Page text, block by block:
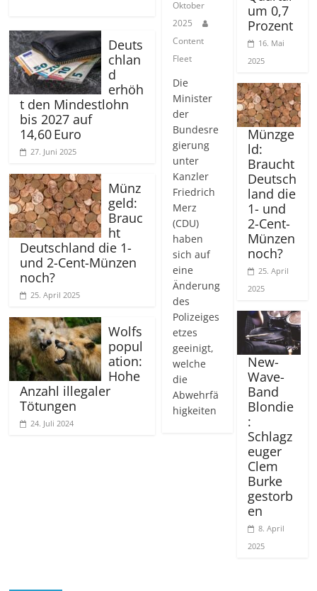
Deuts
chlan
d
erhöh
t den Mindestlohn
bis 2027 auf
14,60 Euro
27. Juni 2025
Münz
geld:
Brauc
ht
Deutschland die 1-
und 2-Cent-Münzen
noch?
25. April 2025
Wolfs
popul
ation:
Hohe
Anzahl illegaler
Tötungen
24. Juli 2024
Oktober
2025
Content
Fleet
Die
Minister
der
Bundesre
gierung
unter
Kanzler
Friedrich
Merz
(CDU)
haben
sich auf
eine
Änderung
des
Polizeiges
etzes
geeinigt,
welche
die
Abwehrfä
higkeiten
um 0,7
Prozent
16. Mai
2025
Münzge
ld:
Braucht
Deutsch
land die
1- und
2-Cent-
Münzen
noch?
25. April
2025
New-
Wave-
Band
Blondie
:
Schlagz
euger
Clem
Burke
gestorb
en
8. April
2025